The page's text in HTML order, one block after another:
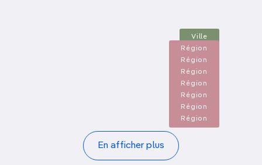
Ville
Région
Région
Région
Région
Région
Le bassin amazonien
Région
Région
Medellín et la Zona Cafetera
En afficher plus